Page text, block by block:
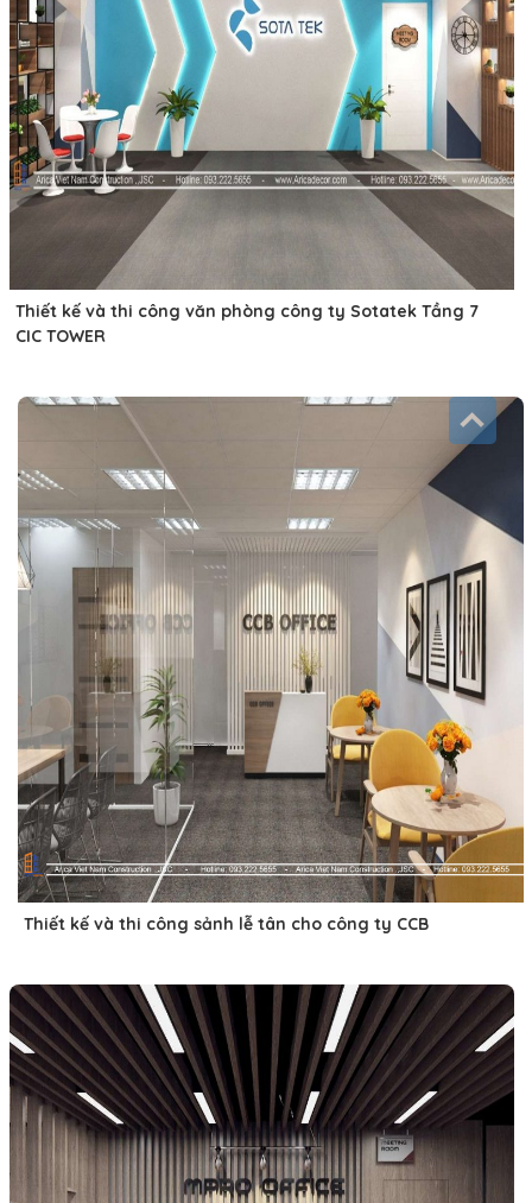
Thiết kế và thi công văn phòng công ty Sotatek Tầng 7
CIC TOWER
Thiết kế và thi công sảnh lễ tân cho công ty CCB